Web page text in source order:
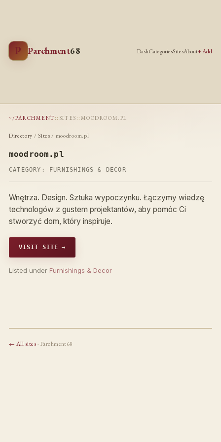
P Parchment68 DashCategoriesSitesAbout+ Add
~/PARCHMENT :: SITES :: MOODROOM.PL
Directory /Sites / moodroom.pl
moodroom.pl
CATEGORY: FURNISHINGS & DECOR
Wnętrza. Design. Sztuka wypoczynku. Łączymy wiedzę
technologów z gustem projektantów, aby pomóc Ci
stworzyć dom, który inspiruje.
VISIT SITE →
Listed under Furnishings & Decor
← All sites· Parchment68